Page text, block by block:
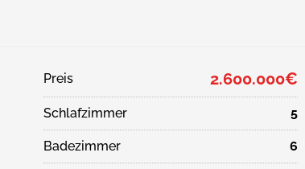
Preis 2.600.000€
Schlafzimmer 5
Badezimmer 6